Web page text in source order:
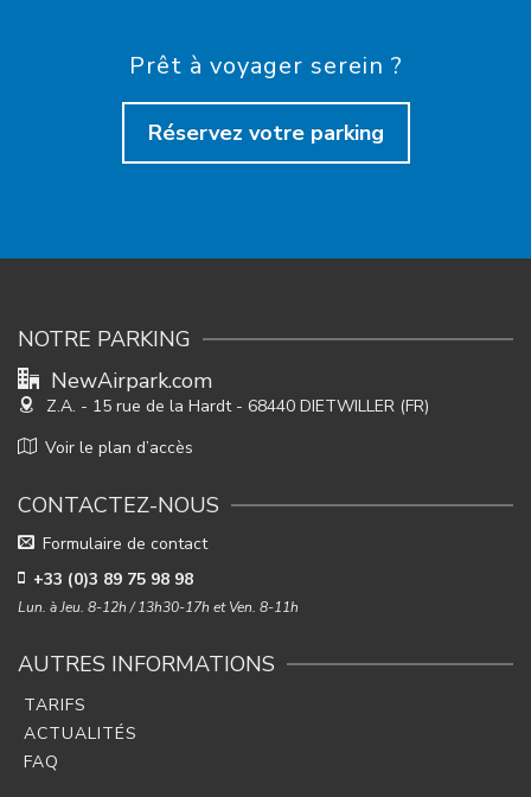
Prêt à voyager serein ?
Réservez votre parking
NOTRE PARKING
NewAirpark.com
Z.A. - 15 rue de la Hardt - 68440 DIETWILLER (FR)
Voir le plan d’accès
CONTACTEZ-NOUS
Formulaire de contact
+33 (0)3 89 75 98 98
Lun. à Jeu. 8-12h / 13h30-17h et Ven. 8-11h
AUTRES INFORMATIONS
TARIFS
ACTUALITÉS
FAQ